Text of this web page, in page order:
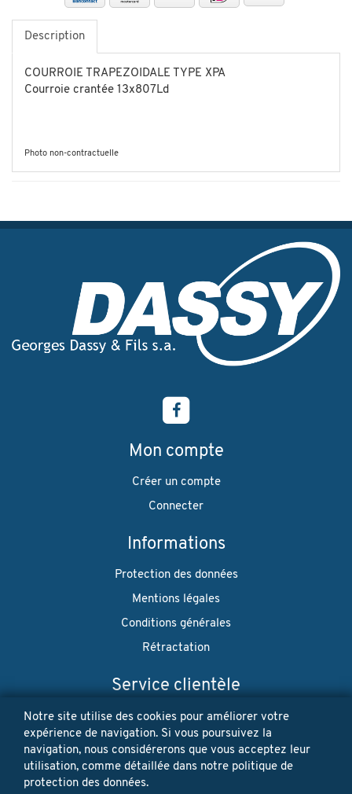
Description
COURROIE TRAPEZOIDALE TYPE XPA
Courroie crantée 13x807Ld
Photo non-contractuelle
Mon compte
Créer un compte
Connecter
Informations
Protection des données
Mentions légales
Conditions générales
Rétractation
Service clientèle
Envoi
Newsletter
Notre site utilise des cookies pour améliorer votre
expérience de navigation. Si vous poursuivez la
navigation, nous considérerons que vous acceptez leur
utilisation, comme détaillée dans notre politique de
protection des données.